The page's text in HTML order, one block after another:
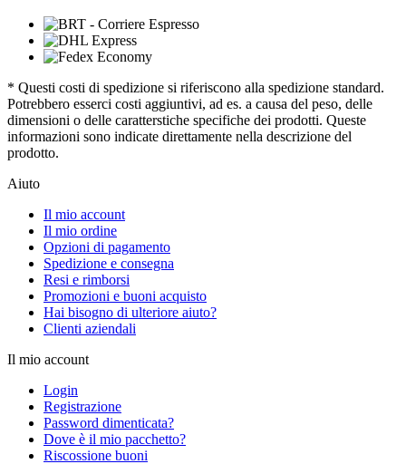
* Questi costi di spedizione si riferiscono alla spedizione standard.
Potrebbero esserci costi aggiuntivi, ad es. a causa del peso, delle
dimensioni o delle caratterstiche specifiche dei prodotti. Queste
informazioni sono indicate direttamente nella descrizione del
prodotto.
Aiuto
Il mio account
Il mio ordine
Opzioni di pagamento
Spedizione e consegna
Resi e rimborsi
Promozioni e buoni acquisto
Hai bisogno di ulteriore aiuto?
Clienti aziendali
Il mio account
Login
Registrazione
Password dimenticata?
Dove è il mio pacchetto?
Riscossione buoni